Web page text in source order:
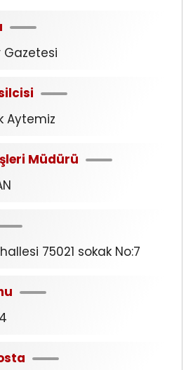
Gazetesi
Aytemiz
Müdürü
75021 sokak No:7